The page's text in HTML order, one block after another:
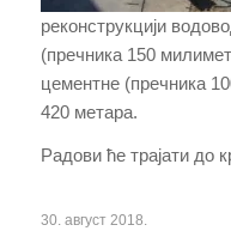
реконструкцији
(пречника 150
цементне (пречника
420 метара.
Радови ће трајати до
30. август 2018.